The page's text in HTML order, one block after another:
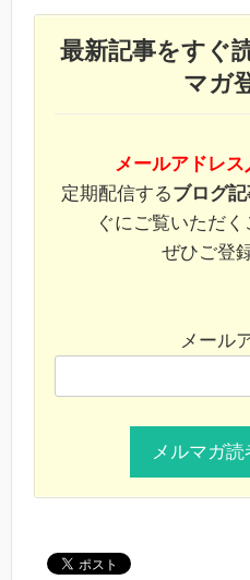
最新記事をすぐ
マガ
メールアドレ
定期配信するブログ
ぐにご覧いただく
ぜひご登
メール